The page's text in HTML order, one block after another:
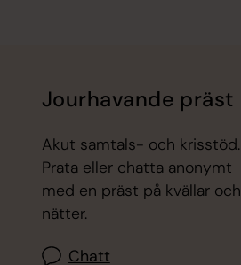
Jourhavande präst
Akut samtals- och krisstöd.
Prata eller chatta anonymt
med en präst på kvällar och
nätter.
Chatt